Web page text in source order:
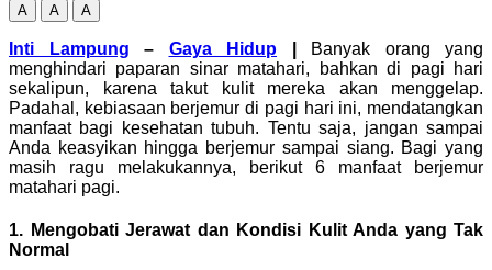
A A A
Inti Lampung – Gaya Hidup
Banyak orang yang
menghindari paparan sinar matahari, bahkan di pagi hari
sekalipun, karena takut kulit mereka akan menggelap.
Padahal, kebiasaan berjemur di pagi hari ini, mendatangkan
manfaat bagi kesehatan tubuh. Tentu saja, jangan sampai
Anda keasyikan hingga berjemur sampai siang. Bagi yang
masih ragu melakukannya, berikut 6 manfaat berjemur
matahari pagi.
1. Mengobati Jerawat dan Kondisi Kulit Anda yang Tak
Normal